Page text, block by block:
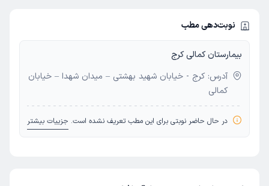
نوبت‌دهی مطب
بیمارستان کمالی کرج
آدرس: کرج - خیابان شهید بهشتی – میدان شهدا – خیابان
کمالی
در حال حاضر نوبتی برای این مطب تعریف نشده است. جزییات بیشتر